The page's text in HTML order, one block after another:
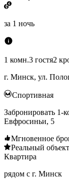
за 1 ночь
1 комн.3 гостя2
г. Минск, ул.
Спортивная
Забронировать 1-
Евфросиньи, 5
Мгновенное
Реальный объект
Квартира
рядом с г. Минск